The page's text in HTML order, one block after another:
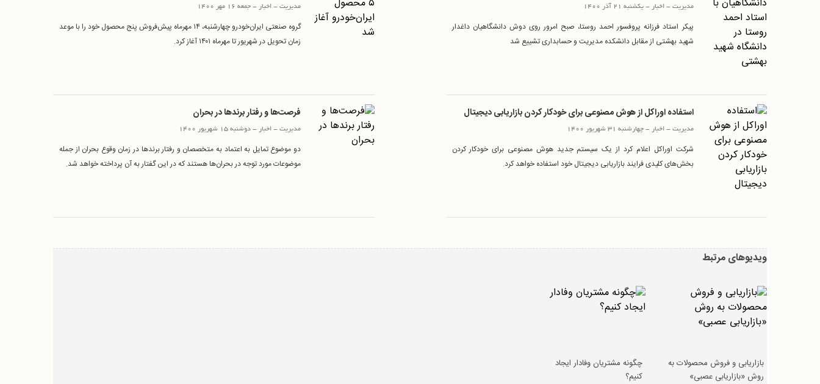
مدیریت-اخبار -یکشنبه 21 آذر 1400
پیکر استاد فرزانه پروفسور احمد روستا، صبح امرور روی دوش دانشگاهیان داغدار
شهید بهشتی از مقابل دانشکده مدیریت و حسابداری تشییع شد
مدیریت-اخبار -جمعه 16 مهر 1400
گروه صنعتی ایران‌خودرو چهارشنبه، ۱۴ مهرماه پیش‌فروش پنج محصول خود را با موعد
زمان تحویل در شهریور تا مهرماه ۱۴۰۱ آغاز کرد.
استفاده اوراکل از هوش مصنوعی برای خودکار کردن بازاریابی دیجیتال
مدیریت-اخبار -چهارشنبه 31 شهریور 1400
شرکت اوراکل اعلام کرد از یک سیستم جدید هوش مصنوعی برای خودکار کردن
بخش‌های کلیدی فرایند بازاریابی دیجیتال خود استفاده خواهد کرد.
فرصت‌ها و رفتار برندها در بحران
مدیریت-اخبار -دوشنبه 15 شهریور 1400
دو موضوع تمایل به اعتماد به متخصصان و رفتار برندها در زمان وقوع بحران از جمله
موضوعات مورد توجه در بحران‌ها هستند که در این گفتار به آن پرداخته خواهد شد.
ویدیوهای مرتبط
بازاریابی و فروش محصولات به
روش «بازاریابی عصبی»
چگونه مشتریان وفادار ایجاد
کنیم؟